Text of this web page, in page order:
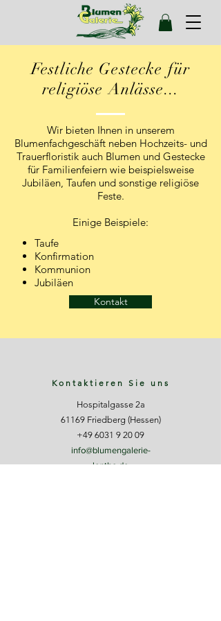
Festliche Gestecke für
religiöse Anlässe...
Wir bieten Ihnen in unserem
Blumenfachgeschäft neben Hochzeits- und
Trauerfloristik auch Blumen und Gestecke
für Familienfeiern wie beispielsweise
Jubiläen, Taufen und sonstige religiöse
Feste.
Einige Beispiele:​
Taufe
Konfirmation
Kommunion
Jubiläen
Kontakt
Kontaktieren Sie uns
Hospitalgasse 2a
61169 Friedberg (Hessen)
+49 6031 9 20 09
info@blumengalerie-
lenthe.de